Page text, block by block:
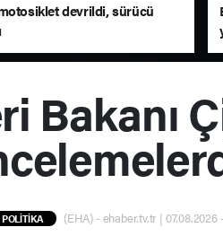
devrildi, sürücü
Bakanı
POLİTİKA (EHA) - ehaber.tv.tr |